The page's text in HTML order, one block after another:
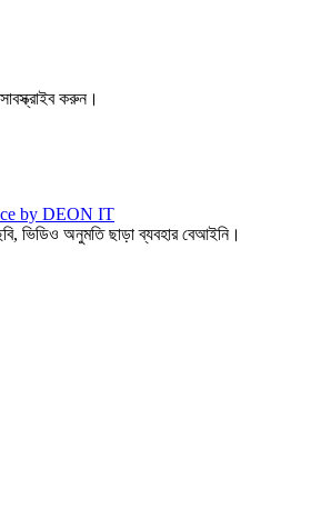
করুন।
by DEON IT
ভিডিও অনুমতি ছাড়া ব্যবহার বেআইনি।